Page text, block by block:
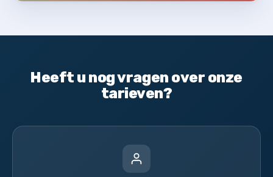
Heeft u nog vragen over onze
tarieven?